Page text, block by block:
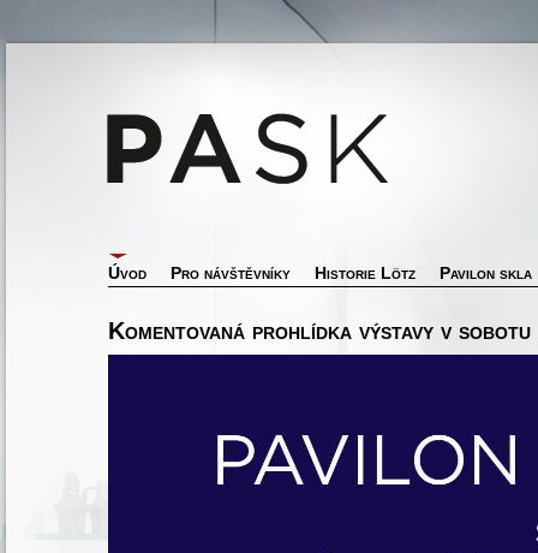
Úvod Pro návštěvníky Historie Lötz Pavilon skla
Komentovaná prohlídka výstavy v sobotu